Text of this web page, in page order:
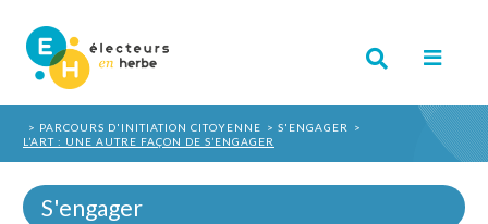
PARCOURS D'INITIATION CITOYENNE
S'ENGAGER
L’ART : UNE AUTRE FAÇON DE S’ENGAGER
S'engager